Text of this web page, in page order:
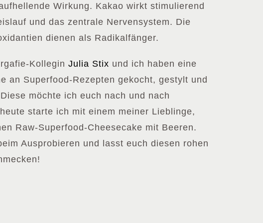
Wirkung. Kakao wirkt stimulierend
und das zentrale Nervensystem. Die
dienen als Radikalfänger.
Kollegin Julia Stix und ich haben eine
an Superfood-Rezepten gekocht, gestylt und
möchte ich euch nach und nach
starte ich mit einem meiner Lieblinge,
Raw-Superfood-Cheesecake mit Beeren.
Ausprobieren und lasst euch diesen rohen